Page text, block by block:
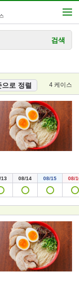
검색
로 정렬 4 케이스
13 08/14 08/15 08/